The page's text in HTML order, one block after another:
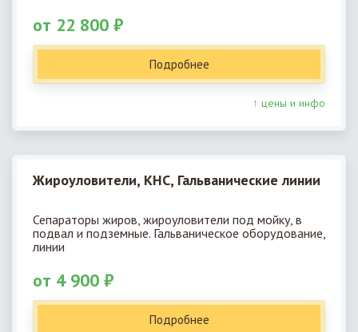
от 22 800 ₽
Подробнее
↑ цены и инфо
Жироуловители, КНС, Гальванические линии
Сепараторы жиров, жироуловители под мойку, в
подвал и подземные. Гальваническое оборудование,
линии
от 4 900 ₽
Подробнее